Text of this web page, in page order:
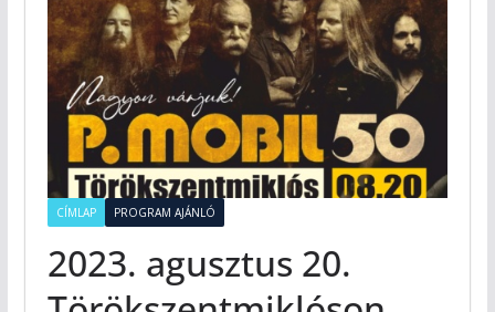
CÍMLAP PROGRAM AJÁNLÓ
2023. agusztus 20.